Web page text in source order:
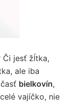
Či jesť žĺtka,
ale iba
bielkovín,
vajíčko, nie